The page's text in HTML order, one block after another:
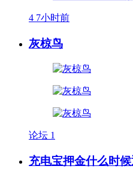
4 7小时前
灰椋鸟
论坛 1
充电宝押金什么时候